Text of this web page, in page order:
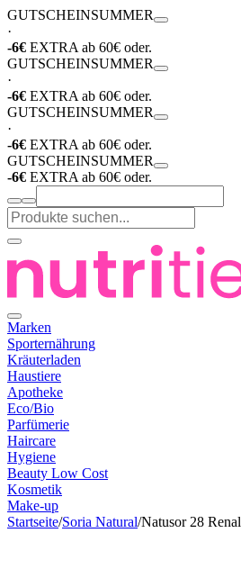
GUTSCHEINSUMMER
·
-6€ EXTRA ab 60€ oder.
GUTSCHEINSUMMER
·
-6€ EXTRA ab 60€ oder.
GUTSCHEINSUMMER
·
-6€ EXTRA ab 60€ oder.
GUTSCHEINSUMMER
-6€ EXTRA ab 60€ oder.
Marken
Sporternährung
Kräuterladen
Haustiere
Apotheke
Eco/Bio
Parfümerie
Haircare
Hygiene
Beauty Low Cost
Kosmetik
Make-up
Startseite/Soria Natural/Natusor 28 Renal